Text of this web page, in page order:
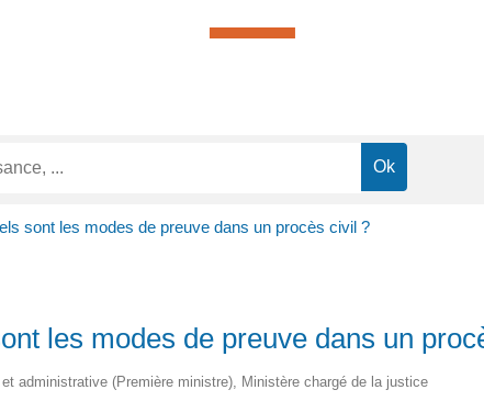
sont les modes de preuve dans un procès civil ?
les modes de preuve dans un
administrative (Première ministre), Ministère chargé de la justice